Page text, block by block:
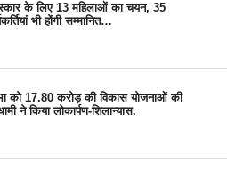
के लिए 13 महिलाओं का चयन, 35
भी होंगी सम्मानित…
को 17.80 करोड़ की विकास योजनाओं की
ने किया लोकार्पण-शिलान्यास.